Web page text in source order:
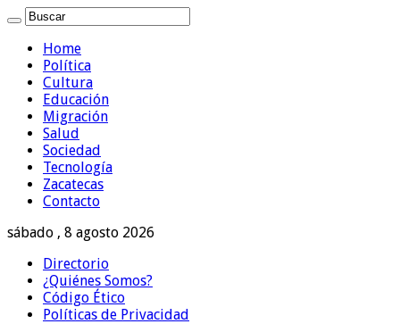
Home
Política
Cultura
Educación
Migración
Salud
Sociedad
Tecnología
Zacatecas
Contacto
sábado , 8 agosto 2026
Directorio
¿Quiénes Somos?
Código Ético
Políticas de Privacidad